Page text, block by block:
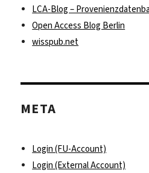
LCA-Blog –
Open Access Blog Berlin
wisspub.net
META
Login (FU-Account)
Login (External Account)